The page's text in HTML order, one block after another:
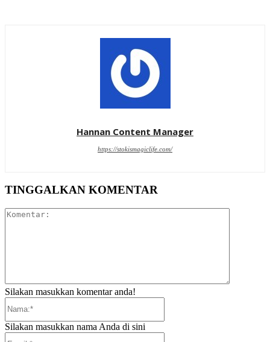
Hannan Content Manager
https://stokismagiclife.com/
TINGGALKAN KOMENTAR
Silakan masukkan komentar anda!
Silakan masukkan nama Anda di sini